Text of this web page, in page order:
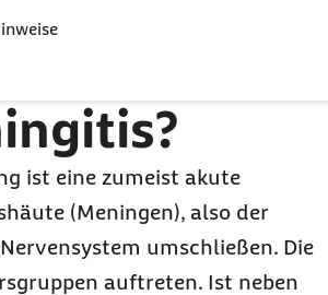
gegen das
Meningoenzephalitis (FSME) zu
ist eine zumeist akute
(Meningen), also der
umschließen. Die
auftreten. Ist neben